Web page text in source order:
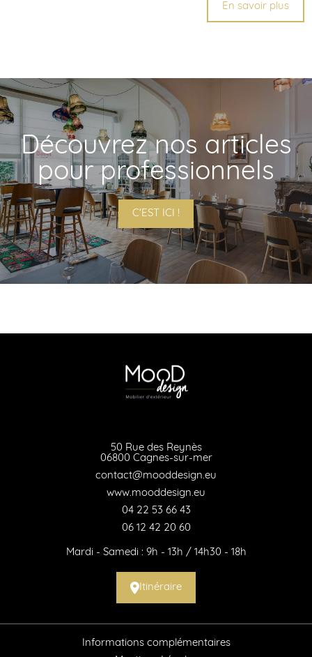
En savoir plus
Découvrez nos articles
pour professionnels
C'EST ICI !
50 Rue des Reynès
06800 Cagnes-sur-mer
contact@mooddesign.eu
www.mooddesign.eu
04 22 53 66 43
06 12 42 20 60
Mardi - Samedi : 9h - 13h / 14h30 - 18h
Itinéraire
Informations complémentaires